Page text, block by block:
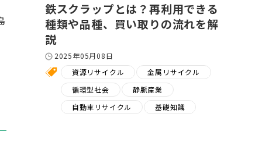
鉄スクラップとは？再利用できる
種類や品種、買い取りの流れを解
説
2025年05月08日
資源リサイクル
金属リサイクル
循環型社会
静脈産業
自動車リサイクル
基礎知識